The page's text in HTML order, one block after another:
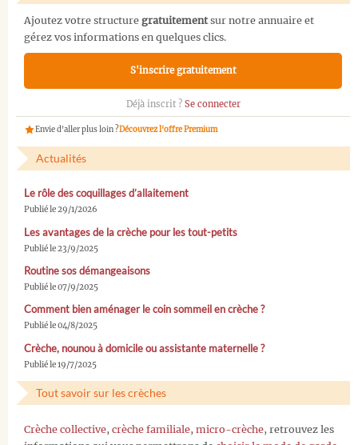
Ajoutez votre structure gratuitementsur notre annuaire et
gérez vos informations en quelques clics.
S'inscrire gratuitement
Déjà inscrit ? Se connecter
Envie d'aller plus loin ?Découvrez l'offre Premium
Actualités
Le rôle des coquillages d’allaitement
Publié le 29/1/2026
Les avantages de la crèche pour les tout-petits
Publié le 23/9/2025
Routine sos démangeaisons
Publié le 07/9/2025
Comment bien aménager le coin sommeil en crèche ?
Publié le 04/8/2025
Crèche, nounou à domicile ou assistante maternelle ?
Publié le 19/7/2025
Tout savoir sur les crèches
Crèche collective, crèche familiale, micro-crèche, retrouvez les